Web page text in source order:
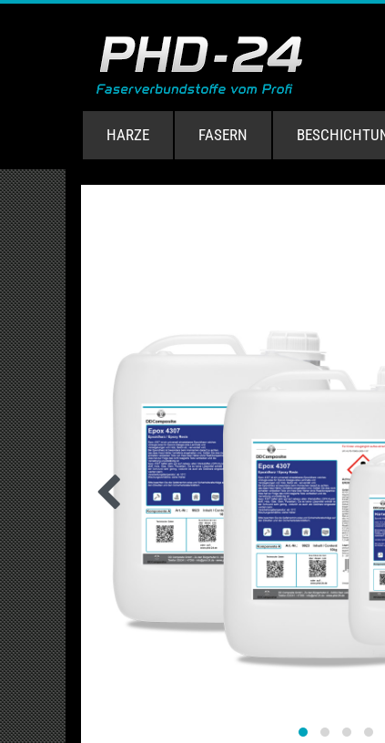
HARZE FASERN